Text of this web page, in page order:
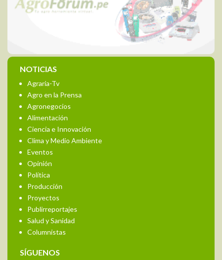
NOTICIAS
Agraria-Tv
Agro en la Prensa
Agronegocios
Alimentación
Ciencia e Innovación
Clima y Medio Ambiente
Eventos
Opinión
Política
Producción
Proyectos
Publirreportajes
Salud y Sanidad
Columnistas
SÍGUENOS